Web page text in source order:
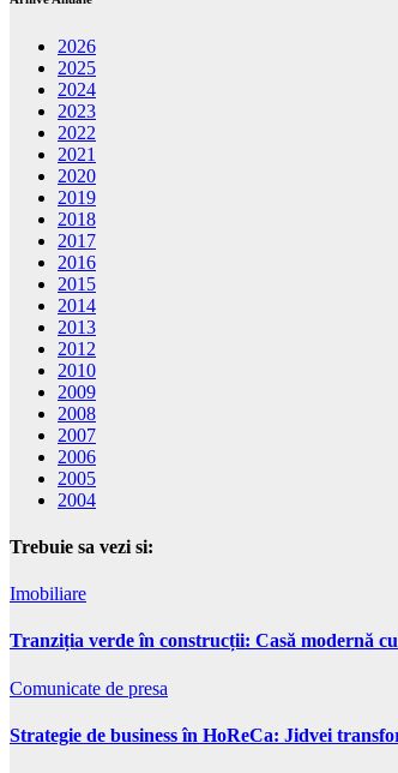
2026
2025
2024
2023
2022
2021
2020
2019
2018
2017
2016
2015
2014
2013
2012
2010
2009
2008
2007
2006
2005
2004
Trebuie sa vezi si:
Imobiliare
Tranziția verde în construcții: Casă modernă
Comunicate de presa
Strategie de business în HoReCa: Jidvei